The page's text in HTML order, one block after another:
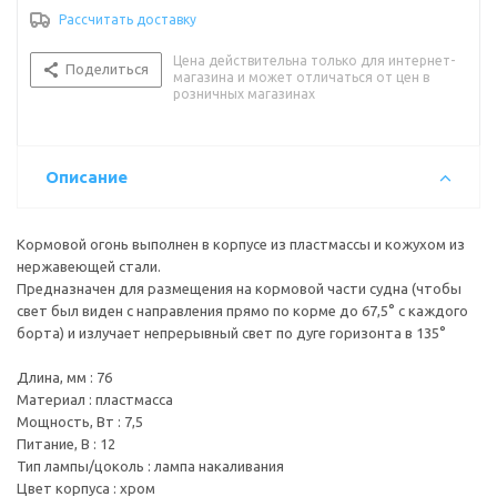
Цвет огня : белый
Рассчитать доставку
Поделиться
Цена действительна только для интернет-
магазина и может отличаться от цен в
розничных магазинах
Описание
Кормовой огонь выполнен в корпусе из пластмассы и кожухом из
нержавеющей стали.
Предназначен для размещения на кормовой части судна (чтобы
свет был виден с направления прямо по корме до 67,5° с каждого
борта) и излучает непрерывный свет по дуге горизонта в 135°
Длина, мм : 76
Материал : пластмасса
Мощность, Вт : 7,5
Питание, В : 12
Тип лампы/цоколь : лампа накаливания
Цвет корпуса : хром